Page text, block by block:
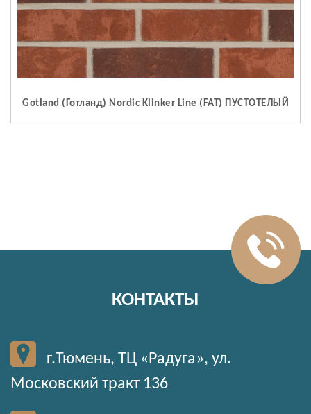
Gotland (Готланд) Nordic Klinker Line (FAT) ПУСТОТЕЛЫЙ
КОНТАКТЫ
г.Тюмень, ТЦ «Радуга», ул.
Московский тракт 136